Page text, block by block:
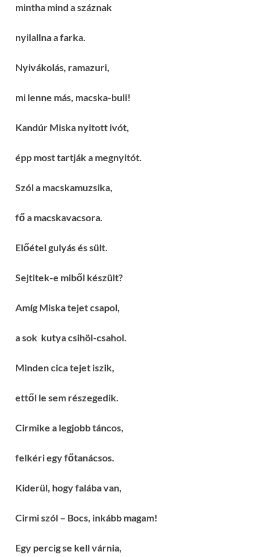
mintha mind a száznak
nyilallna a farka.
Nyivákolás, ramazuri,
mi lenne más, macska-buli!
Kandúr Miska nyitott ivót,
épp most tartják a megnyitót.
Szól a macskamuzsika,
fő a macskavacsora.
Előétel gulyás és sült.
Sejtitek-e miből készült?
Amíg Miska tejet csapol,
a sok kutya csihöl-csahol.
Minden cica tejet iszik,
ettől le sem részegedik.
Cirmike a legjobb táncos,
felkéri egy főtanácsos.
Kiderül, hogy falába van,
Cirmi szól – Bocs, inkább magam!
Egy percig se kell várnia,